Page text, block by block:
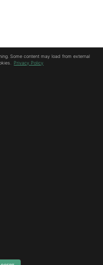
ThemeIsle
Some content may load from external
Privacy Policy